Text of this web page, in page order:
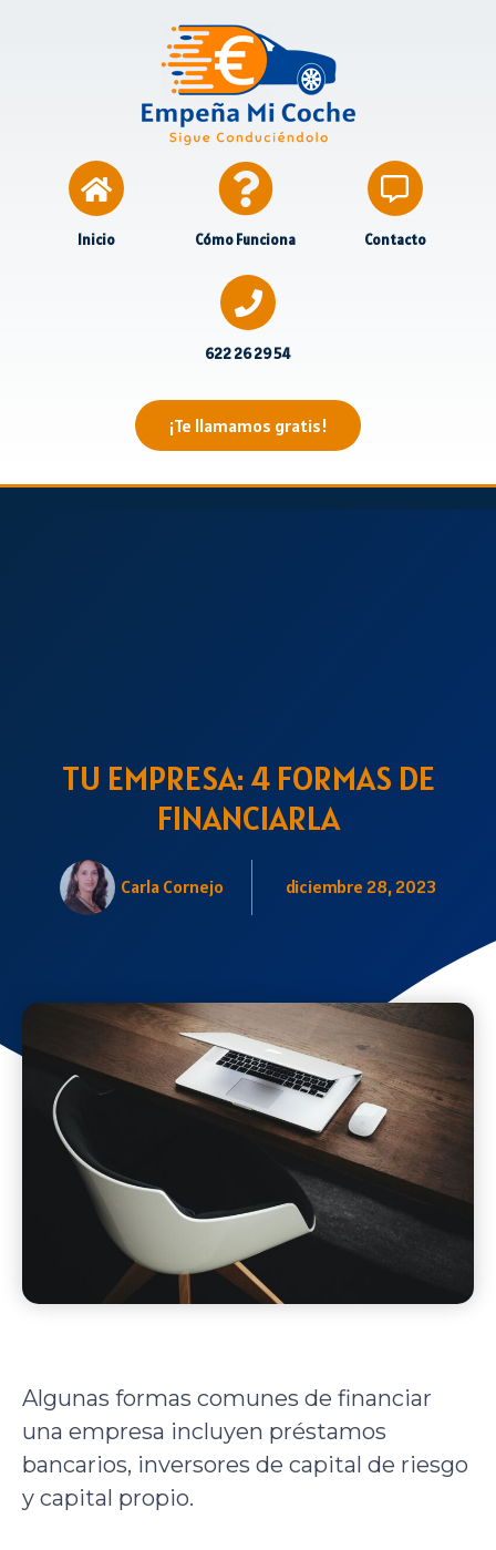
Inicio Cómo Funciona Contacto
622 26 29 54
¡Te llamamos gratis!
TU EMPRESA: 4 FORMAS DE
FINANCIARLA
Carla Cornejo diciembre 28, 2023
Algunas formas comunes de financiar
una empresa incluyen préstamos
bancarios, inversores de capital de riesgo
y capital propio.